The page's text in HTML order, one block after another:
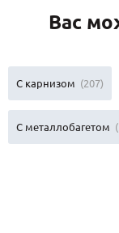
Вас
С карнизом (207)
С металлобагетом